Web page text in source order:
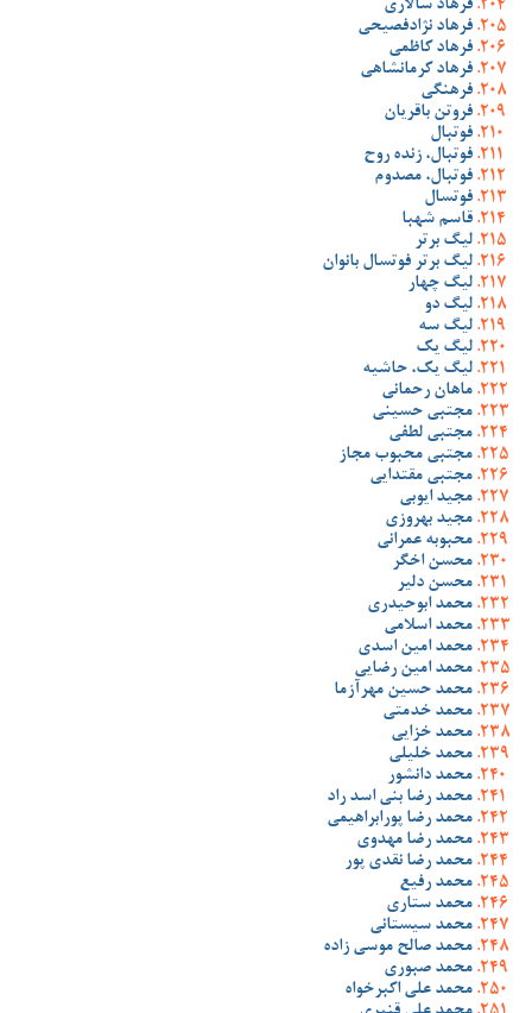
فرهاد سالاری
فرهاد نژادفصیحی
فرهاد کاظمی
فرهاد کرمانشاهی
فرهنگی
فروتن باقریان
فوتبال
فوتبال، زنده روح
فوتبال، مصدوم
فوتسال
قاسم شهبا
لیگ برتر
لیگ برتر فوتسال بانوان
لیگ چهار
لیگ دو
لیگ سه
لیگ یک
لیگ یک، حاشیه
ماهان رحمانی
مجتبی حسینی
مجتبی لطفی
مجتبی محبوب مجاز
مجتبی مقتدایی
مجید ایوبی
مجید بهروزی
محبوبه عمرانی
محسن اخگر
محسن دلیر
محمد ابوحیدری
محمد اسلامی
محمد امین اسدی
محمد امین رضایی
محمد حسین مهرآزما
محمد خدمتی
محمد خزایی
محمد خلیلی
محمد دانشور
محمد رضا بنی اسد راد
محمد رضا پورابراهیمی
محمد رضا مهدوی
محمد رضا نقدی پور
محمد رفیع
محمد ستاری
محمد سیستانی
محمد صالح موسی زاده
محمد صبوری
محمد علی اکبرخواه